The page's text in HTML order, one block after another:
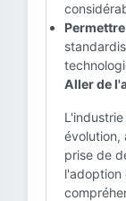
Aller de
évolution,
prise de
l'adoption